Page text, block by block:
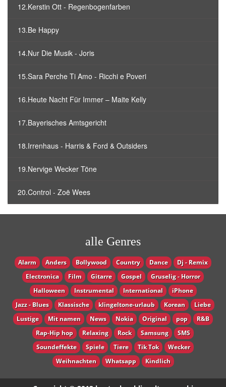
12.Kerstin Ott - Regenbogenfarben
13.Be Happy
14.Nur Die Musik - Joris
15.Sara Perche Ti Amo - Ricchi e Poveri
16.Heute Nacht Für Immer – Maite Kelly
17.Bayerisches Amtsgericht
18.Irrenhaus - Harris & Ford & Outsiders
19.Nervige Wecker Töne
20.Control - Zoë Wees
alle Genres
Alarm Anders Bollywood Country Dance
Dj - Remix
Electronica
Film Gitarre Gospel
Gruselig - Horror
Halloween
Instrumental International
iPhone
Jazz - Blues
Klassische klingeltone-urlaub Korean
Liebe
Lustige
Mit namen News Nokia Original pop
R&B
Rap-Hip hop
Relaxing Rock Samsung
SMS
Soundeffekte
Spiele Tiere Tik Tok
Wecker
Weihnachten
Whatsapp Кindlich